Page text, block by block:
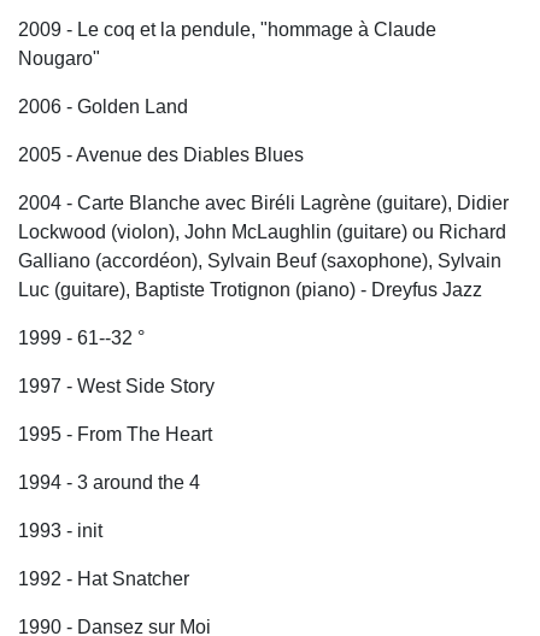
2009 - Le coq et la pendule, "hommage à Claude
Nougaro"
2006 - Golden Land
2005 - Avenue des Diables Blues
2004 - Carte Blanche avec Biréli Lagrène (guitare), Didier
Lockwood (violon), John McLaughlin (guitare) ou Richard
Galliano (accordéon), Sylvain Beuf (saxophone), Sylvain
Luc (guitare), Baptiste Trotignon (piano) - Dreyfus Jazz
1999 - 61--32 °
1997 - West Side Story
1995 - From The Heart
1994 - 3 around the 4
1993 - init
1992 - Hat Snatcher
1990 - Dansez sur Moi